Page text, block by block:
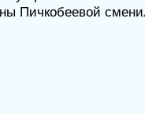
Пичкобеевой